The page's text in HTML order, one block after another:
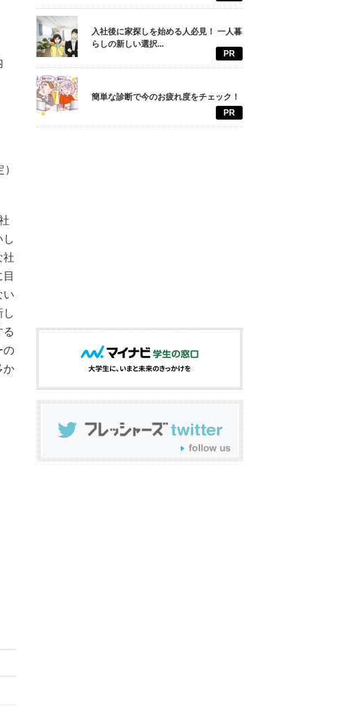
し
社
い
し
る
の
か
入社後に家探しを始める人必見！ 一人暮
らしの新しい選択...
PR
簡単な診断で今のお疲れ度をチェック！
PR